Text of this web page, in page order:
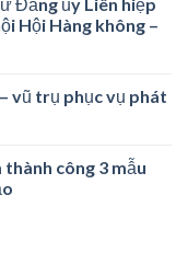
Đảng ủy Liên hiệp
Hội Hàng không –
vũ trụ phục vụ phát
công 3 mẫu